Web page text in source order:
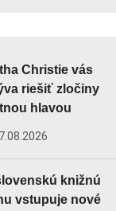
Christie vás
riešiť zločiny
hlavou
knižnú
vstupuje nové